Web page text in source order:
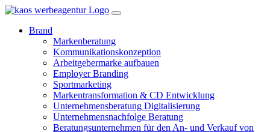
Brand
Markenberatung
Kommunikationskonzeption
Arbeitgebermarke aufbauen
Employer Branding
Sportmarketing
Markentransformation & CD Entwicklung
Unternehmensberatung Digitalisierung
Unternehmensnachfolge Beratung
Beratungsunternehmen für den An- und Verkauf von